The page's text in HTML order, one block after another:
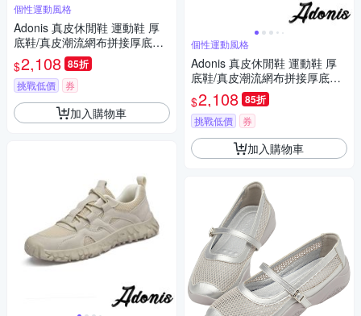
個性運動風格
Adonis 真皮休閒鞋 運動鞋 厚
底鞋/真皮潮流網布拼接厚底休
閒運動鞋 卡其
$2,108 85折
挑戰低價 券
加入購物車
個性運動風格
Adonis 真皮休閒鞋 運動鞋 厚
底鞋/真皮潮流網布拼接厚底休
閒運動鞋 灰
$2,108 85折
挑戰低價 券
加入購物車